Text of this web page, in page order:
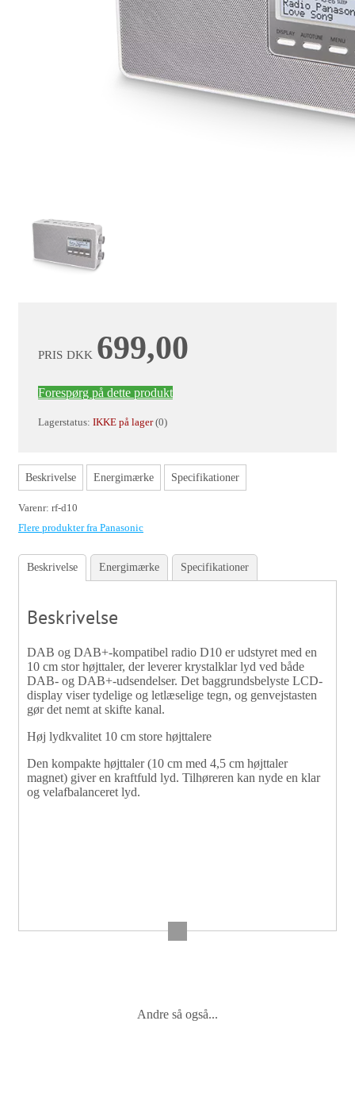
PRIS DKK 699,00
Forespørg på dette produkt
Lagerstatus: IKKE på lager (0)
Beskrivelse Energimærke Specifikationer
Varenr: rf-d10
Flere produkter fra Panasonic
Beskrivelse Energimærke Specifikationer
Beskrivelse
DAB og DAB+-kompatibel radio D10 er udstyret med en
10 cm stor højttaler, der leverer krystalklar lyd ved både
DAB- og DAB+-udsendelser. Det baggrundsbelyste LCD-
display viser tydelige og letlæselige tegn, og genvejstasten
gør det nemt at skifte kanal.
Høj lydkvalitet 10 cm store højttalere
Den kompakte højttaler (10 cm med 4,5 cm højttaler
magnet) giver en kraftfuld lyd. Tilhøreren kan nyde en klar
og velafbalanceret lyd.
Andre så også...